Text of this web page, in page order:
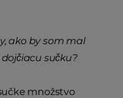
ako by som mal
sučku?
množstvo